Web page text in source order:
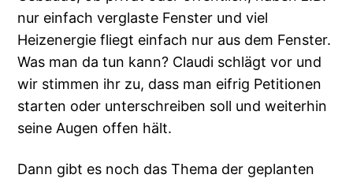
nur einfach verglaste Fenster und viel
Heizenergie fliegt einfach nur aus dem Fenster.
Was man da tun kann? Claudi schlägt vor und
wir stimmen ihr zu, dass man eifrig Petitionen
starten oder unterschreiben soll und weiterhin
seine Augen offen hält.
Dann gibt es noch das Thema der geplanten